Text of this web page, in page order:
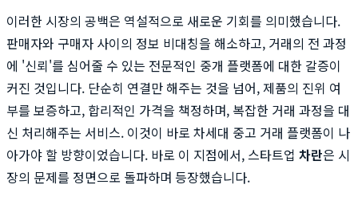
이러한 시장의 공백은 역설적으로 새로운 기회를 의미했습니다.
판매자와 구매자 사이의 정보 비대칭을 해소하고, 거래의 전 과정
에 '신뢰'를 심어줄 수 있는 전문적인 중개 플랫폼에 대한 갈증이
커진 것입니다. 단순히 연결만 해주는 것을 넘어, 제품의 진위 여
부를 보증하고, 합리적인 가격을 책정하며, 복잡한 거래 과정을 대
신 처리해주는 서비스. 이것이 바로 차세대 중고 거래 플랫폼이 나
아가야 할 방향이었습니다. 바로 이 지점에서, 스타트업 차란은 시
장의 문제를 정면으로 돌파하며 등장했습니다.